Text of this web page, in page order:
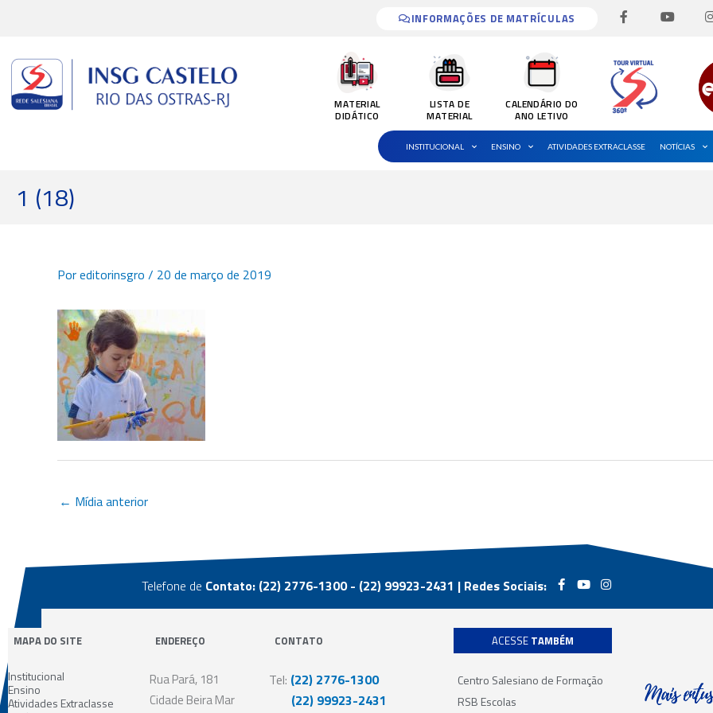
conteúdo
INFORMAÇÕES DE MATRÍCULAS
F
a
b
o
o
k
-
f
o
g
r
MATERIAL
DIDÁTICO
LISTA DE
MATERIAL
CALENDÁRIO DO
ANO LETIVO
INSTITUCIONAL ENSINO ATIVIDADES EXTRACLASSE NOTÍCIAS
1 (18)
Poreditorinsgro / 20 de março de 2019
← Mídia anterior
Telefone de Contato: (22) 2776-1300 - (22) 99923-2431 | Redes Sociais: a
c
e
o
o
k
o
u
t
b
n
s
t
g
a
MAPA DO SITE
Institucional
Ensino
Atividades Extraclasse
ENDEREÇO
Rua Pará, 181
Cidade Beira Mar
CONTATO
Tel: (22) 2776-1300
(22) 99923-2431
ACESSE TAMBÉM
Centro Salesiano de Formação
RSB Escolas